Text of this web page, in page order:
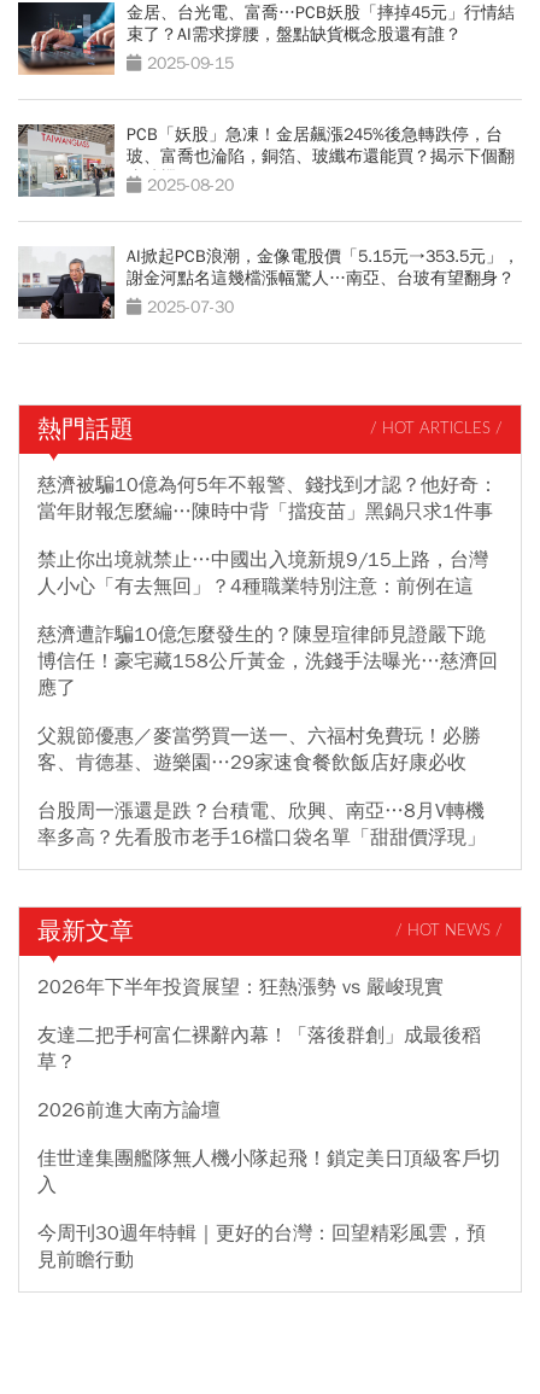
金居、台光電、富喬…PCB妖股「摔掉45元」行情結
束了？AI需求撐腰，盤點缺貨概念股還有誰？
2025-09-15
PCB「妖股」急凍！金居飆漲245%後急轉跌停，台
玻、富喬也淪陷，銅箔、玻纖布還能買？揭示下個翻
倍時機
2025-08-20
AI掀起PCB浪潮，金像電股價「5.15元→353.5元」，
謝金河點名這幾檔漲幅驚人…南亞、台玻有望翻身？
2025-07-30
熱門話題 / HOT ARTICLES /
慈濟被騙10億為何5年不報警、錢找到才認？他好奇：
當年財報怎麼編…陳時中背「擋疫苗」黑鍋只求1件事
禁止你出境就禁止…中國出入境新規9/15上路，台灣
人小心「有去無回」？4種職業特別注意：前例在這
慈濟遭詐騙10億怎麼發生的？陳昱瑄律師見證嚴下跪
博信任！豪宅藏158公斤黃金，洗錢手法曝光…慈濟回
應了
父親節優惠／麥當勞買一送一、六福村免費玩！必勝
客、肯德基、遊樂園…29家速食餐飲飯店好康必收
台股周一漲還是跌？台積電、欣興、南亞…8月V轉機
率多高？先看股市老手16檔口袋名單「甜甜價浮現」
最新文章 / HOT NEWS /
2026年下半年投資展望：狂熱漲勢 vs 嚴峻現實
友達二把手柯富仁裸辭內幕！「落後群創」成最後稻
草？
2026前進大南方論壇
佳世達集團艦隊無人機小隊起飛！鎖定美日頂級客戶切
入
今周刊30週年特輯｜更好的台灣：回望精彩風雲，預
見前瞻行動